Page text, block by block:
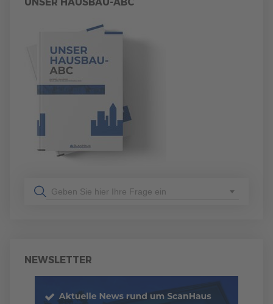
Geben Sie hier Ihre Frage ein
NEWSLETTER